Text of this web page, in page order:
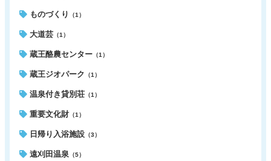
ものづくり （1）
大道芸 （1）
蔵王酪農センター （1）
蔵王ジオパーク （1）
温泉付き貸別荘 （1）
重要文化財 （1）
日帰り入浴施設 （3）
遠刈田温泉 （5）